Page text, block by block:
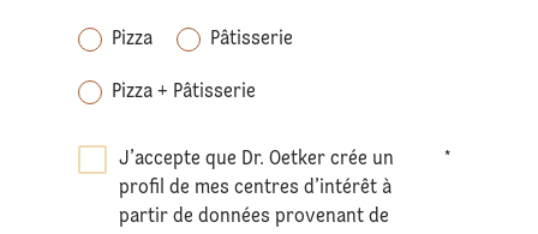
Pizza Pâtisserie
Pizza + Pâtisserie
J’accepte que Dr. Oetker crée un
profil de mes centres d’intérêt à
partir de données provenant de
*